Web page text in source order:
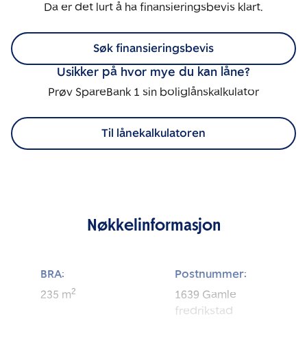
Da er det lurt å ha finansieringsbevis klart.
Søk finansieringsbevis
Usikker på hvor mye du kan låne?
Prøv SpareBank 1 sin boliglånskalkulator
Til lånekalkulatoren
Nøkkelinformasjon
BRA:
235 m2
Postnummer:
1639 Gamle
fredrikstad